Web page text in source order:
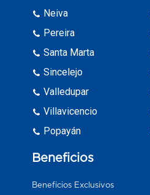
Neiva
Pereira
Santa Marta
Sincelejo
Valledupar
Villavicencio
Popayán
Beneficios
Beneficios Exclusivos